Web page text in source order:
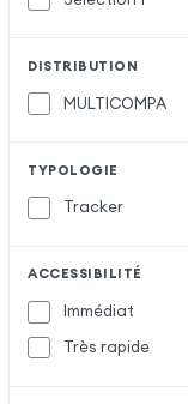
DISTRIBUTION
MULTICOMPA
TYPOLOGIE
Tracker
ACCESSIBILITÉ
Immédiat
Très rapide